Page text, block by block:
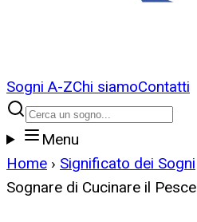
Sogni A-ZChi siamoContatti
Menu
Home › Significato dei Sogni
Sognare di Cucinare il Pesce